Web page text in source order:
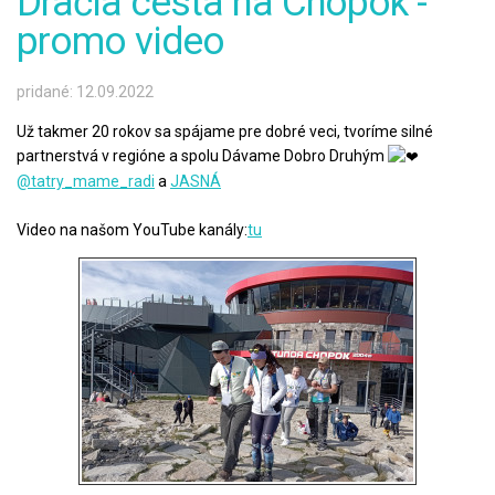
promo video
pridané: 12.09.2022
Už takmer 20 rokov sa spájame pre dobré veci, tvoríme silné
partnerstvá v regióne a spolu Dávame Dobro Druhým
@tatry_mame_radi aJASNÁ
Video na našom YouTube kanály:tu